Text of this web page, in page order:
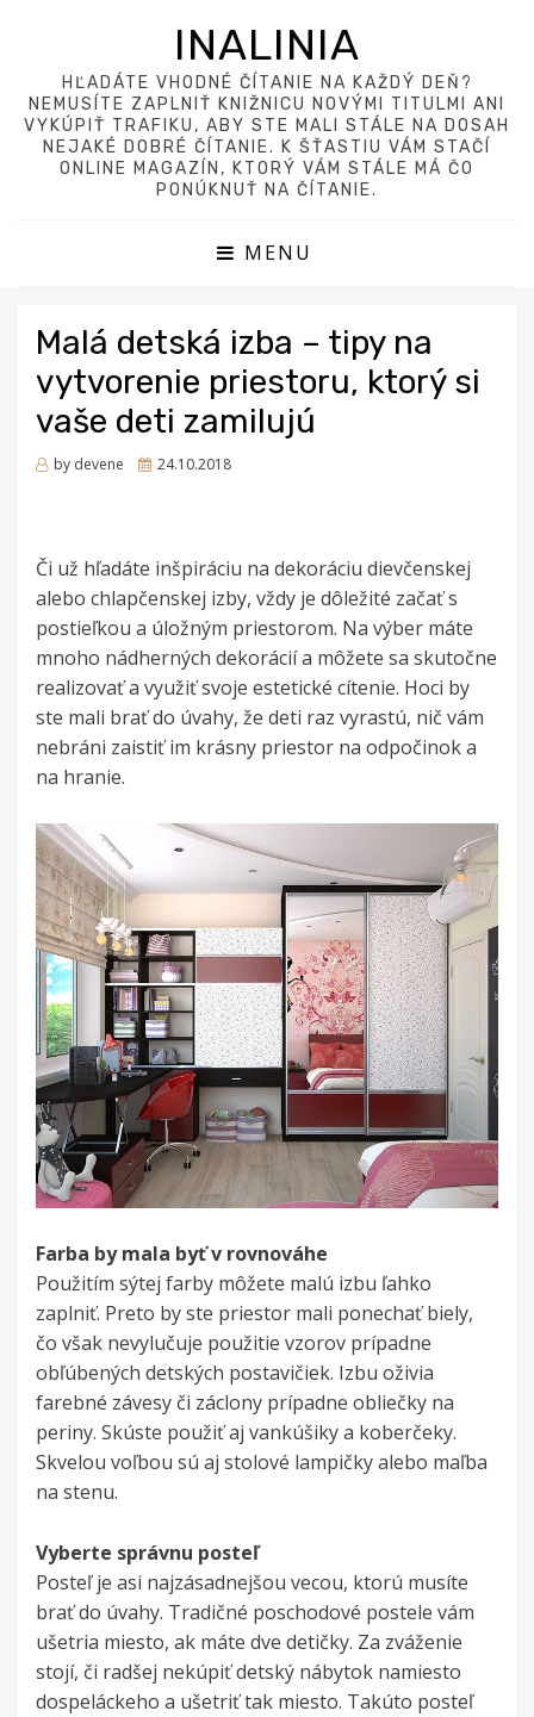
INALINIA
HĽADÁTE VHODNÉ ČÍTANIE NA KAŽDÝ DEŇ?
NEMUSÍTE ZAPLNIŤ KNIŽNICU NOVÝMI TITULMI ANI
VYKÚPIŤ TRAFIKU, ABY STE MALI STÁLE NA DOSAH
NEJAKÉ DOBRÉ ČÍTANIE. K ŠŤASTIU VÁM STAČÍ
ONLINE MAGAZÍN, KTORÝ VÁM STÁLE MÁ ČO
PONÚKNUŤ NA ČÍTANIE.
MENU
Malá detská izba – tipy na
vytvorenie priestoru, ktorý si
vaše deti zamilujú
by devene
Posted
24.10.2018
Či už hľadáte inšpiráciu na dekoráciu dievčenskej
alebo chlapčenskej izby, vždy je dôležité začať s
postieľkou a úložným priestorom. Na výber máte
mnoho nádherných dekorácií a môžete sa skutočne
realizovať a využiť svoje estetické cítenie. Hoci by
ste mali brať do úvahy, že deti raz vyrastú, nič vám
nebráni zaistiť im krásny priestor na odpočinok a
na hranie.
Farba by mala byť v rovnováhe
Použitím sýtej farby môžete malú izbu ľahko
zaplniť. Preto by ste priestor mali ponechať biely,
čo však nevylučuje použitie vzorov prípadne
obľúbených detských postavičiek. Izbu oživia
farebné závesy či záclony prípadne obliečky na
periny. Skúste použiť aj vankúšiky a koberčeky.
Skvelou voľbou sú aj stolové lampičky alebo maľba
na stenu.
Vyberte správnu posteľ
Posteľ je asi najzásadnejšou vecou, ktorú musíte
brať do úvahy. Tradičné poschodové postele vám
ušetria miesto, ak máte dve detičky. Za zváženie
stojí, či radšej nekúpiť detský nábytok namiesto
dospeláckeho a ušetriť tak miesto. Takúto posteľ